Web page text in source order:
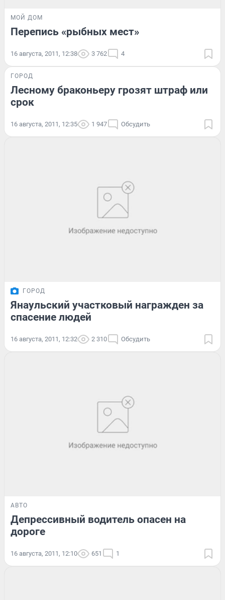
МОЙ ДОМ
Перепись «рыбных мест»
16 августа, 2011, 12:38 3 762 4
ГОРОД
Лесному браконьеру грозят штраф или
срок
16 августа, 2011, 12:35 1 947 Обсудить
ГОРОД
Янаульский участковый награжден за
спасение людей
16 августа, 2011, 12:32 2 310 Обсудить
АВТО
Депрессивный водитель опасен на
дороге
16 августа, 2011, 12:10 651 1